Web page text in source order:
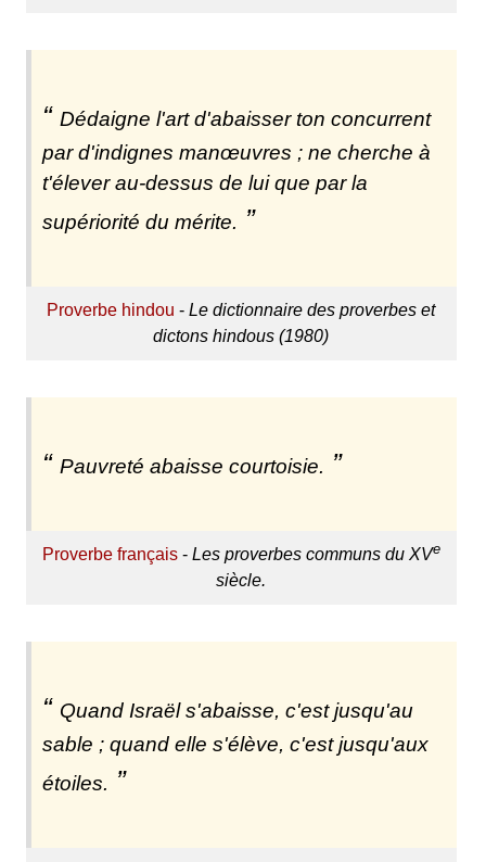
Dédaigne l'art d'abaisser ton concurrent
par d'indignes manœuvres ; ne cherche à
t'élever au-dessus de lui que par la
supériorité du mérite.
Proverbe hindou -Le dictionnaire des proverbes et
dictons hindous (1980)
Pauvreté abaisse courtoisie.
Proverbe français- Les proverbes communs du XVe
siècle.
Quand Israël s'abaisse, c'est jusqu'au
sable ; quand elle s'élève, c'est jusqu'aux
étoiles.